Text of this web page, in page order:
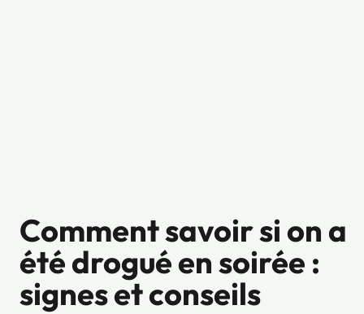
Comment savoir si on a
été drogué en soirée :
signes et conseils